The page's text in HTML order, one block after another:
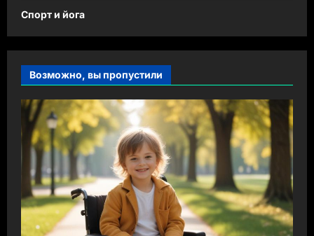
Спорт и йога
Возможно, вы пропустили